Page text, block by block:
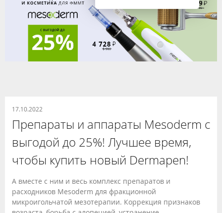
17.10.2022
Препараты и аппараты Mesoderm с
выгодой до 25%! Лучшее время,
чтобы купить новый Dermapen!
А вместе с ним и весь комплекс препаратов и
расходников Mesoderm для фракционной
микроигольчатой мезотерапии. Коррекция признаков